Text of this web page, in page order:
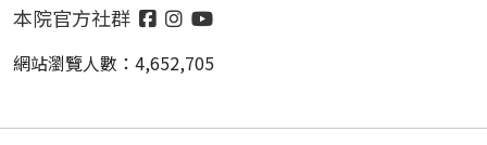
本院官方社群
網站瀏覽人數：4,652,705